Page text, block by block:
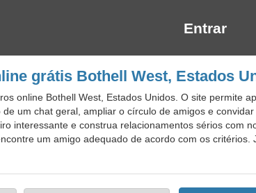
Entrar
grátis Bothell West, Estados
online Bothell West, Estados Unidos. O site permite
um chat geral, ampliar o círculo de amigos e
interessante e construa relacionamentos sérios com
um amigo adequado de acordo com os